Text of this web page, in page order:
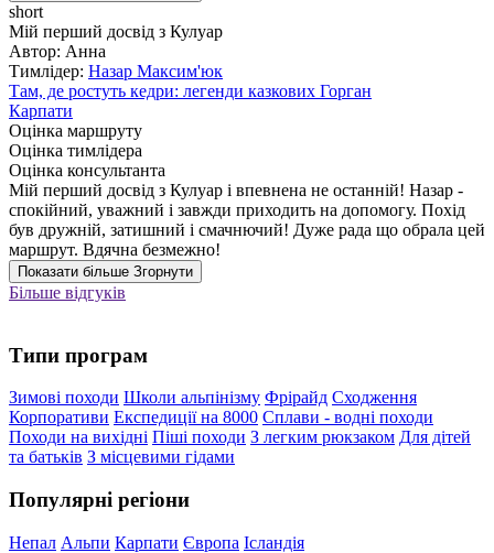
short
Мій перший досвід з Кулуар
Автор: Анна
Тимлідер: Назар Максим'юк
Там, де ростуть кедри: легенди казкових Горган
Карпати
Оцінка маршруту
Оцінка тимлідера
Оцінка консультанта
Мій перший досвід з Кулуар і впевнена не останній! Назар -
спокійний, уважний і завжди приходить на допомогу. Похід
був дружній, затишний і смачнючий! Дуже рада що обрала цей
маршрут. Вдячна безмежно!
Показати більше Згорнути
Більше відгуків
Типи програм
Зимові походи Школи альпінізму Фрірайд Сходження
Корпоративи Експедиції на 8000 Сплави - водні походи
Походи на вихідні Піші походи З легким рюкзаком Для дітей
та батьків З місцевими гідами
Популярні регіони
Непал Альпи Карпати Європа Ісландія